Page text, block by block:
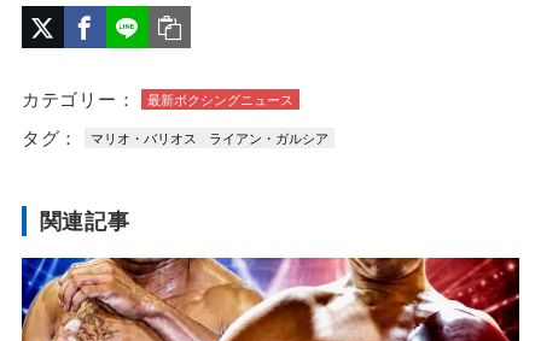
カテゴリー： 最新ボクシングニュース
タグ： マリオ・バリオス ライアン・ガルシア
関連記事